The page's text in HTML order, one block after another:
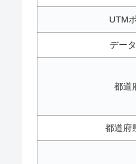
UTM
デー
都道
都道府